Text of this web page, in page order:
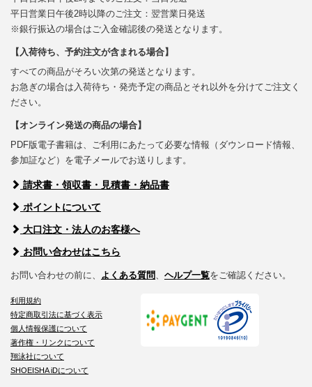
平日営業日午後2時以降のご注文：翌営業日発送
※銀行振込の場合はご入金確認後の発送となります。
【入荷待ち、予約注文が含まれる場合】
すべての商品がそろい次第の発送となります。
お急ぎの場合は入荷待ち・発売予定の商品とそれ以外を分けてご注文く
ださい。
【オンライン発送の商品の場合】
PDF版電子書籍は、ご利用にあたって必要な情報（ダウンロード情報、
参加証など）を電子メールでお送りします。
請求書・領収書・見積書・納品書
ポイントについて
大口注文・法人のお客様へ
お問い合わせはこちら
お問い合わせの前に、 よくある質問 ヘルプ一覧をご確認ください。
利用規約
特定商取引法に基づく表示
個人情報保護について
著作権・リンクについて
翔泳社について
SHOEISHA iDについて